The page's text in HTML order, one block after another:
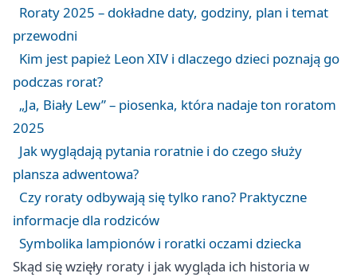
Roraty 2025 – dokładne daty, godziny, plan i temat
przewodni
Kim jest papież Leon XIV i dlaczego dzieci poznają go
podczas rorat?
„Ja, Biały Lew” – piosenka, która nadaje ton roratom
2025
Jak wyglądają pytania roratnie i do czego służy
plansza adwentowa?
Czy roraty odbywają się tylko rano? Praktyczne
informacje dla rodziców
Symbolika lampionów i roratki oczami dziecka
Skąd się wzięły roraty i jak wygląda ich historia w